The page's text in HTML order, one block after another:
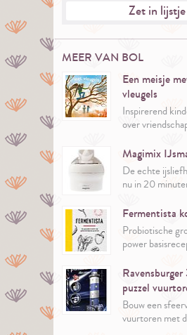
Zet in lijstje
MEER VAN BOL
Een meisje
vleugels
Inspirerend
over
vinden.
Magimix
De echte
nu in 20
Er zitten 35
de machine.
genoeg dus!
Fermentista
Probiotische
power
Ravensburger
puzzel
Bouw een
vuurtoren met